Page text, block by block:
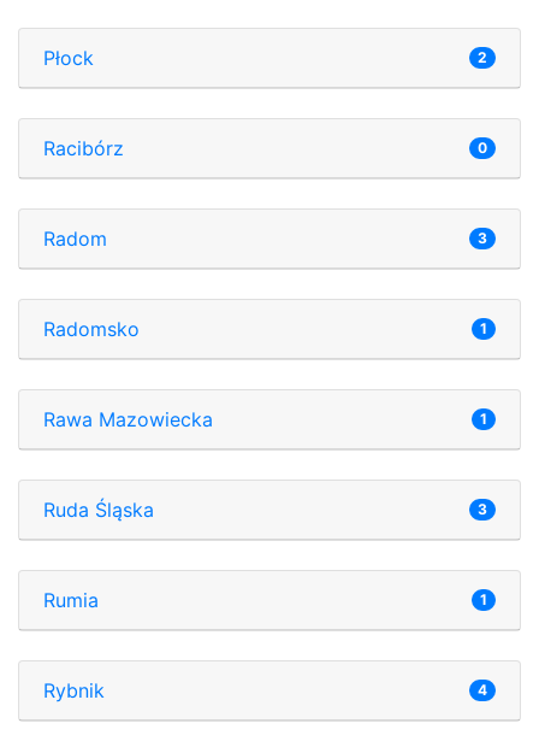
Płock 2
Racibórz 0
Radom 3
Radomsko 1
Rawa Mazowiecka 1
Ruda Śląska 3
Rumia 1
Rybnik 4